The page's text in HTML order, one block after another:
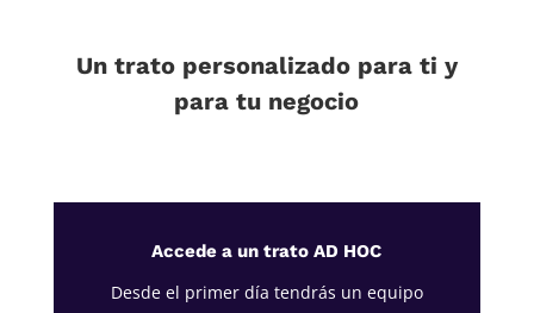
Un trato personalizado para ti y
para tu negocio
Accede a un trato AD HOC
Desde el primer día tendrás un equipo